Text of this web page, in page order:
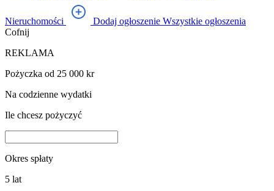
Nieruchomości Dodaj ogłoszenie Wszystkie ogłoszenia
Cofnij
REKLAMA
Pożyczka od 25 000 kr
Na codzienne wydatki
Ile chcesz pożyczyć
Okres spłaty
5 lat